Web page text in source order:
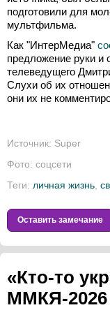
подготовили для
мультфильма.
Как "ИнтерМедиа"
предложение руки и
телеведущего
Слухи об их
они их не
Источник: Super
Фото: соцсети
Теги: личная жизнь
Оставить замечание
«Кто-то
ММКЯ-2026